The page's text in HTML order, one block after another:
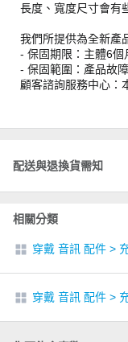
長度、寬度尺寸會有
我們所提供為全新產
- 保固期限：主體6個
- 保固範圍：產品故
顧客諮詢服務中心：
配送與退換貨需知
相關分類
穿戴 音訊 配件 >
穿戴 音訊 配件 >